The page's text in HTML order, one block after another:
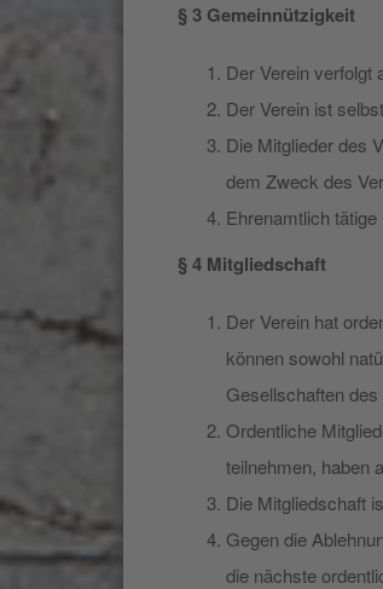
§ 3 Gemeinnützigkeit
Der Verein verfolgt
Der Verein ist
Die Mitglieder des
dem Zweck des
Ehrenamtlich
§ 4 Mitgliedschaft
Der Verein hat
können sowohl
Gesellschaften
Ordentliche
teilnehmen, haben
Die Mitgliedschaft
Gegen die
die nächste